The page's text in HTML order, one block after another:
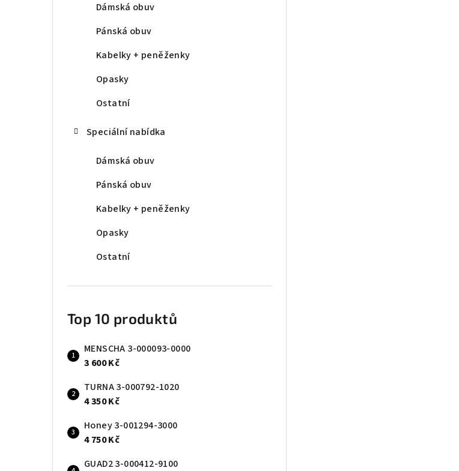
Dámská obuv
Pánská obuv
Kabelky + peněženky
Opasky
Ostatní
Speciální nabídka
Dámská obuv
Pánská obuv
Kabelky + peněženky
Opasky
Ostatní
Top 10 produktů
MENSCHA 3-000093-0000
3 600 Kč
TURNA 3-000792-1020
4 350 Kč
Honey 3-001294-3000
4 750 Kč
GUAD2 3-000412-9100